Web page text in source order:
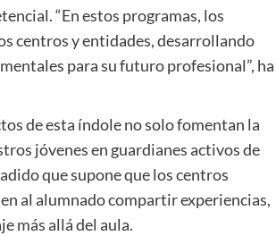
“En estos programas, los
centros y entidades, desarrollando
para su futuro profesional”, ha
de esta índole no solo fomentan la
jóvenes en guardianes activos de
que supone que los centros
al alumnado compartir experiencias,
más allá del aula.